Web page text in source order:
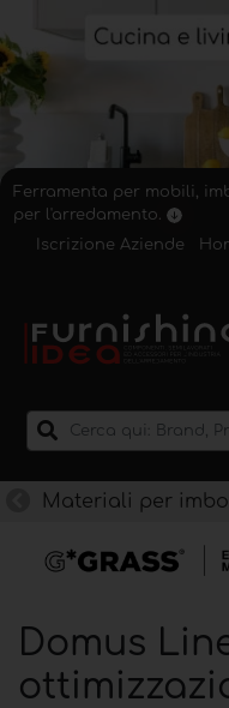
Ferramenta per mobili,
per l'arredamento.
Iscrizione Aziende
Materiali per
Domus